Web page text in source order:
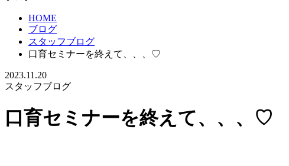
HOME
ブログ
スタッフブログ
口育セミナーを終えて、、、♡
2023.11.20
スタッフブログ
口育セミナーを終えて、、、♡